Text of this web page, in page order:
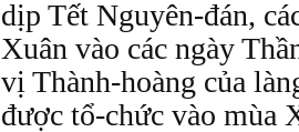
dịp Tết Nguyên-đán,
Xuân vào các ngày
vị Thành-hoàng của
được tổ-chức vào mùa